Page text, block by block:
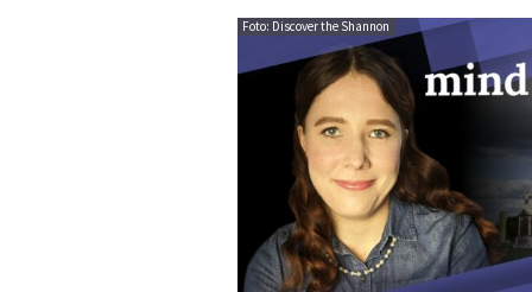
Foto: Discover the Shannon